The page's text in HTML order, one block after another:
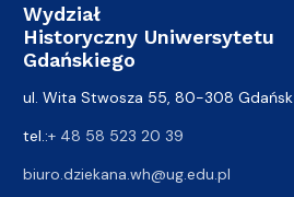
Wydział
Historyczny Uniwersytetu
Gdańskiego
ul. Wita Stwosza 55, 80-308 Gdańsk
tel.:+ 48 58 523 20 39
biuro.dziekana.wh@ug.edu.pl